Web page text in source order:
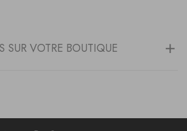
VOTRE BOUTIQUE